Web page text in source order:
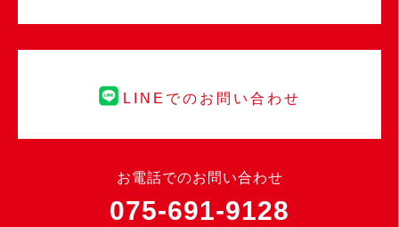
LINEでのお問い合わせ
お電話でのお問い合わせ
075-691-9128